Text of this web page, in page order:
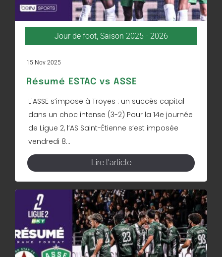
Jour de foot, Saison 2025 - 2026
15 Nov 2025
Résumé ESTAC vs ASSE
L'ASSE s’impose à Troyes : un succès capital
dans un choc intense (3-2) Pour la 14e journée
de Ligue 2, l’AS Saint-Étienne s’est imposée
vendredi 8...
Lire l'article